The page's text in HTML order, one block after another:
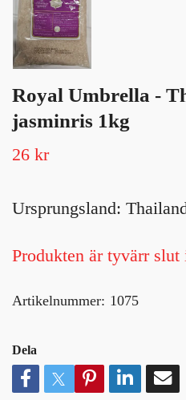
Royal Umbrella -
jasminris 1kg
26 kr
Ursprungsland:
Produkten är tyvärr slut
Artikelnummer: 1075
Dela